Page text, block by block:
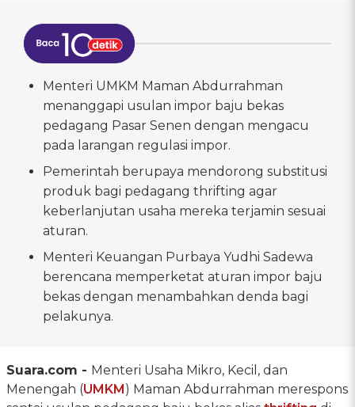
Menteri UMKM Maman Abdurrahman
menanggapi usulan impor baju bekas
pedagang Pasar Senen dengan mengacu
pada larangan regulasi impor.
Pemerintah berupaya mendorong substitusi
produk bagi pedagang thrifting agar
keberlanjutan usaha mereka terjamin sesuai
aturan.
Menteri Keuangan Purbaya Yudhi Sadewa
berencana memperketat aturan impor baju
bekas dengan menambahkan denda bagi
pelakunya.
Suara.com - Menteri Usaha Mikro, Kecil, dan
Menengah (UMKM) Maman Abdurrahman merespons